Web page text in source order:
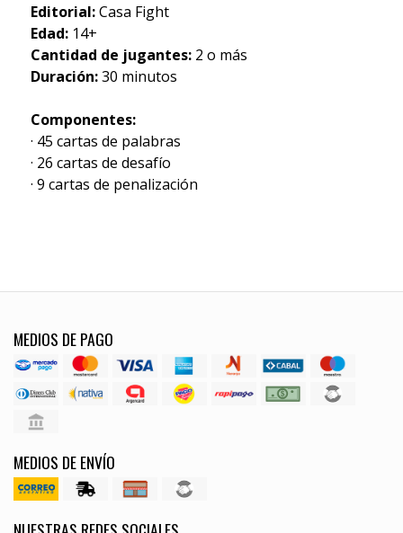
Editorial:Casa Fight
Edad: 14+
Cantidad de jugantes:2 o más
Duración:30 minutos
Componentes:
· 45 cartas de palabras
· 26 cartas de desafío
· 9 cartas de penalización
MEDIOS DE PAGO
MEDIOS DE ENVÍO